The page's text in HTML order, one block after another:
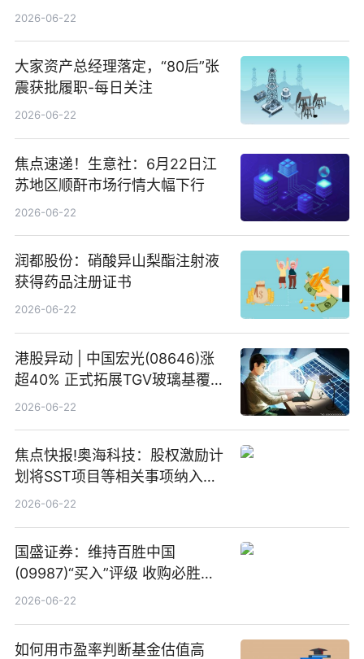
回580万股
2026-06-22
大家资产总经理落定，“80后”张
震获批履职-每日关注
2026-06-22
焦点速递！生意社：6月22日江
苏地区顺酐市场行情大幅下行
2026-06-22
润都股份：硝酸异山梨酯注射液
获得药品注册证书
2026-06-22
港股异动 | 中国宏光(08646)涨
超40% 正式拓展TGV玻璃基覆铜
板新材料业务
2026-06-22
焦点快报!奥海科技：股权激励计
划将SST项目等相关事项纳入专
项业务发展考核指标
2026-06-22
国盛证券：维持百胜中国
(09987)“买入”评级 收购必胜客
中国增厚利润加速成长 信息
2026-06-22
如何用市盈率判断基金估值高